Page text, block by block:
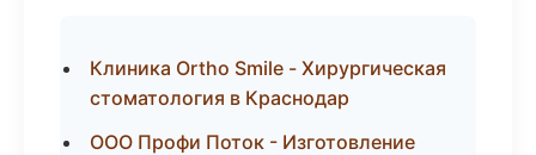
Клиника Ortho Smile - Хирургическая
стоматология в Краснодар
ООО Профи Поток - Изготовление